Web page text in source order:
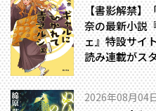
【書影解禁】
奈の最新小説
ェ』特設サイ
読み連載がス
2026年08月04